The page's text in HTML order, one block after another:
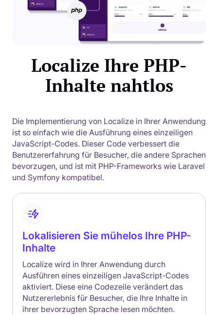
Localize Ihre PHP-
Inhalte nahtlos
Die Implementierung von Localize in Ihrer Anwendung
ist so einfach wie die Ausführung eines einzeiligen
JavaScript-Codes. Dieser Code verbessert die
Benutzererfahrung für Besucher, die andere Sprachen
bevorzugen, und ist mit PHP-Frameworks wie Laravel
und Symfony kompatibel.
Lokalisieren Sie mühelos Ihre PHP-
Inhalte
Localize wird in Ihrer Anwendung durch
Ausführen eines einzeiligen JavaScript-Codes
aktiviert. Diese eine Codezeile verändert das
Nutzererlebnis für Besucher, die Ihre Inhalte in
ihrer bevorzugten Sprache lesen möchten.